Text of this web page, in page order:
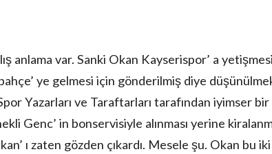
anlama var. Sanki Okan Kayserispor’ a
ye gelmesi için gönderilmiş diye
Yazarları ve Taraftarları tarafından iyimser
Genc’ in bonservisiyle alınması yerine
ı zaten gözden çıkardı. Mesele şu. Okan bu